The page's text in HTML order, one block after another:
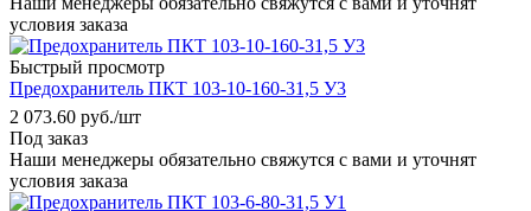
условия заказа
Быстрый просмотр
Предохранитель ПКТ 103-10-160-31,5 У3
2 073.60 руб./шт
Под заказ
Наши менеджеры обязательно свяжутся с вами и уточнят
условия заказа